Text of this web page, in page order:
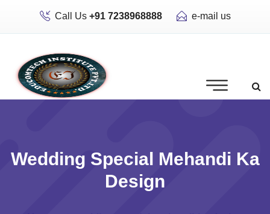
Call Us +91 7238968888 e-mail us
Wedding Special Mehandi Ka
Design